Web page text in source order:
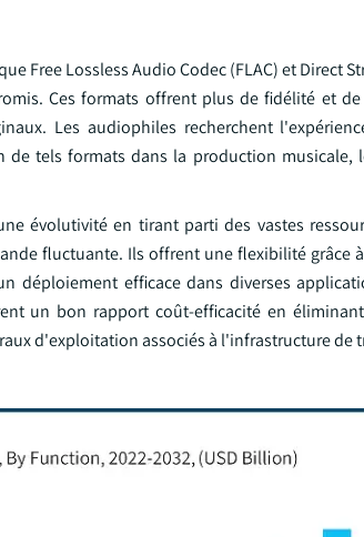
Free Lossless Audio Codec (FLAC) et Direct
Ces formats offrent plus de fidélité et
Les audiophiles recherchent
tels formats dans la production musicale,
évolutivité en tirant parti des vastes
fluctuante. Ils offrent une flexibilité grâce
déploiement efficace dans diverses
un bon rapport coût-efficacité en
d'exploitation associés à l'infrastructure de